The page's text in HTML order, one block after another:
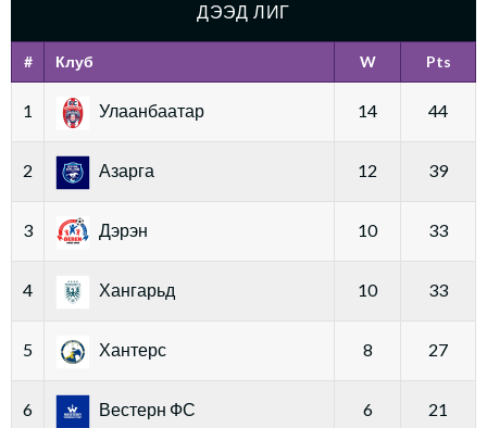
ДЭЭД ЛИГ
# Клуб W Pts
1 Улаанбаатар 14 44
2 Азарга 12 39
3 Дэрэн 10 33
4 Хангарьд 10 33
5 Хантерс 8 27
6 Вестерн ФС 6 21